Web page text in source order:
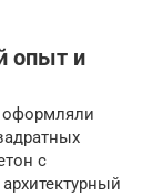
опыт и
оформляли
с